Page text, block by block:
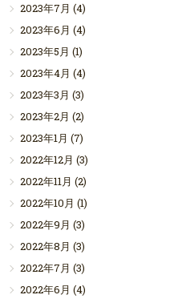
2023年7月 (4)
2023年6月 (4)
2023年5月 (1)
2023年4月 (4)
2023年3月 (3)
2023年2月 (2)
2023年1月 (7)
2022年12月 (3)
2022年11月 (2)
2022年10月 (1)
2022年9月 (3)
2022年8月 (3)
2022年7月 (3)
2022年6月 (4)